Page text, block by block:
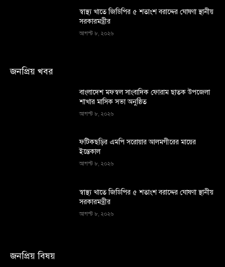
স্বাস্থ্য খাতে জিডিপির ৫ শতাংশ বরাদ্দের ঘোষণা স্থানীয়
সরকারমন্ত্রীর
আগস্ট ৮, ২০২৬
জনপ্রিয় খবর
বাংলাদেশ মফস্বল সাংবাদিক ফোরাম ছাতক উপজেলা
শাখার মাসিক সভা অনুষ্ঠিত
আগস্ট ৮, ২০২৬
ফটিকছড়ির এমপি সরোয়ার আলমগীরের মায়ের
ইন্তেকাল
আগস্ট ৮, ২০২৬
স্বাস্থ্য খাতে জিডিপির ৫ শতাংশ বরাদ্দের ঘোষণা স্থানীয়
সরকারমন্ত্রীর
আগস্ট ৮, ২০২৬
জনপ্রিয় বিষয়